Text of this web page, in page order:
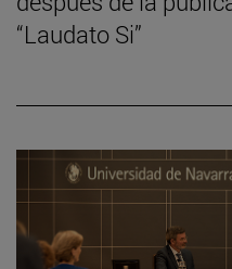
“Laudato Si”